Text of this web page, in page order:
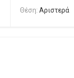
Θέση: Αριστερά